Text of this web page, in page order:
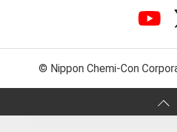
© Nippon Chemi-Con